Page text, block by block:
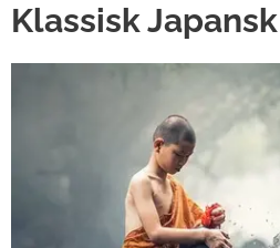
Klassisk